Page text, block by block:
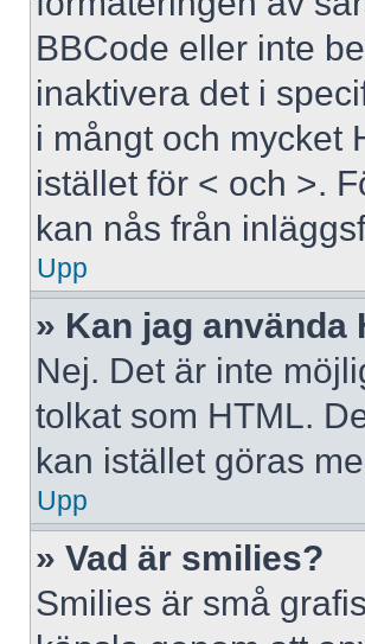
BBCode eller inte
inaktivera det i
i mångt och mycket
istället för < och >.
kan nås från
Upp
» Kan jag använda
Nej. Det är inte
tolkat som HTML.
kan istället göras
Upp
» Vad är smilies?
Smilies är små